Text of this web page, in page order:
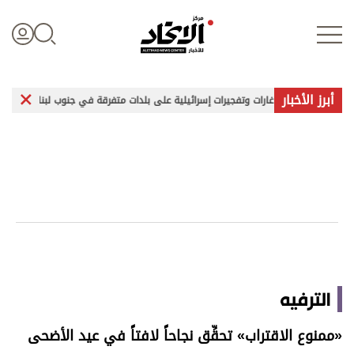
علوم الدار
اقتصاد
أبرز الأخبار
غارات وتفجيرات إسرائيلية على بلدات متفرقة في جنوب لبنان موجة
الترفيه
«ممنوع الاقتراب» تحقِّق نجاحاً لافتاً في عيد الأضحى